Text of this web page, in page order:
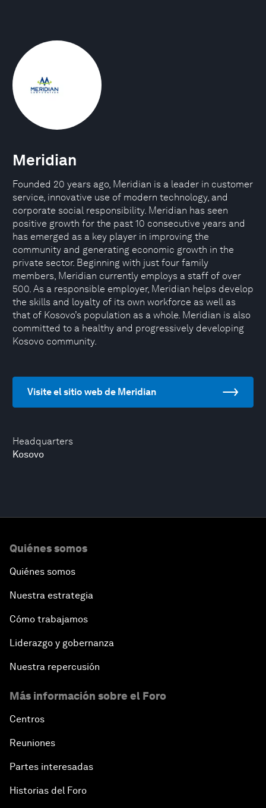
Headquarters
Kosovo
Meridian
Founded 20 years ago, Meridian is a leader in customer
service, innovative use of modern technology, and
corporate social responsibility. Meridian has seen
positive growth for the past 10 consecutive years and
has emerged as a key player in improving the
community and generating economic growth in the
private sector. Beginning with just four family
members, Meridian currently employs a staff of over
500. As a responsible employer, Meridian helps develop
the skills and loyalty of its own workforce as well as
that of Kosovo’s population as a whole. Meridian is also
committed to a healthy and progressively developing
Kosovo community.
Visite el sitio web de Meridian
Quiénes somos
Quiénes somos
Nuestra estrategia
Cómo trabajamos
Liderazgo y gobernanza
Nuestra repercusión
Más información sobre el Foro
Centros
Reuniones
Partes interesadas
Historias del Foro